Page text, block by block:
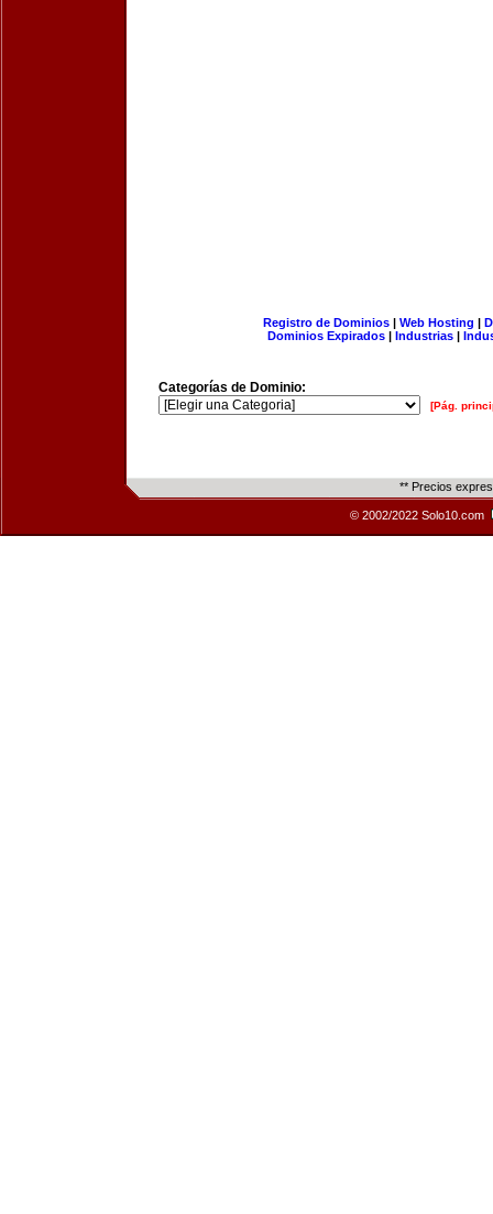
Registro de Dominios| Web Hosting |
Dominios Expirados | Industrias |
Categorías de Dominio:
[Pág.
** Precios
© 2002/2022 Solo10.com